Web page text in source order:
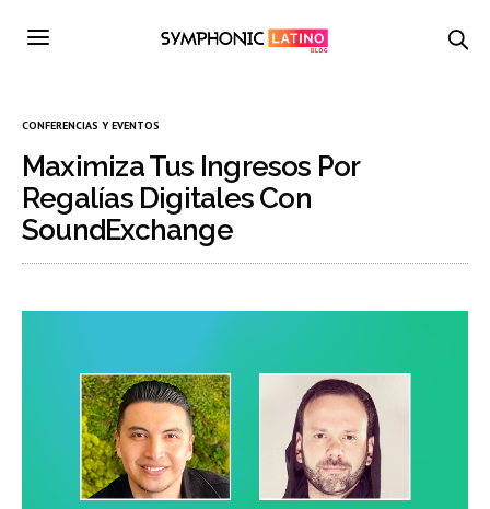
CONFERENCIAS Y EVENTOS
Maximiza Tus Ingresos Por
Regalías Digitales Con
SoundExchange